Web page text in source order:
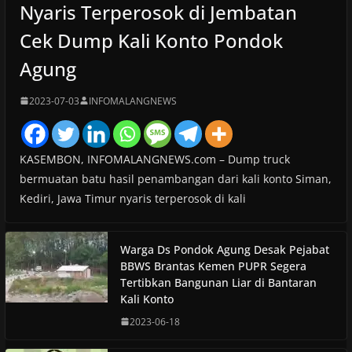
Nyaris Terperosok di Jembatan
Cek Dump Kali Konto Pondok
Agung
2023-07-03 INFOMALANGNEWS
KASEMBON, INFOMALANGNEWS.com – Dump truck
bermuatan batu hasil penambangan dari kali konto Siman,
Kediri, Jawa Timur nyaris terperosok di kali
Warga Ds Pondok Agung Desak Pejabat
BBWS Brantas Kemen PUPR Segera
Tertibkan Bangunan Liar di Bantaran
Kali Konto
2023-06-18